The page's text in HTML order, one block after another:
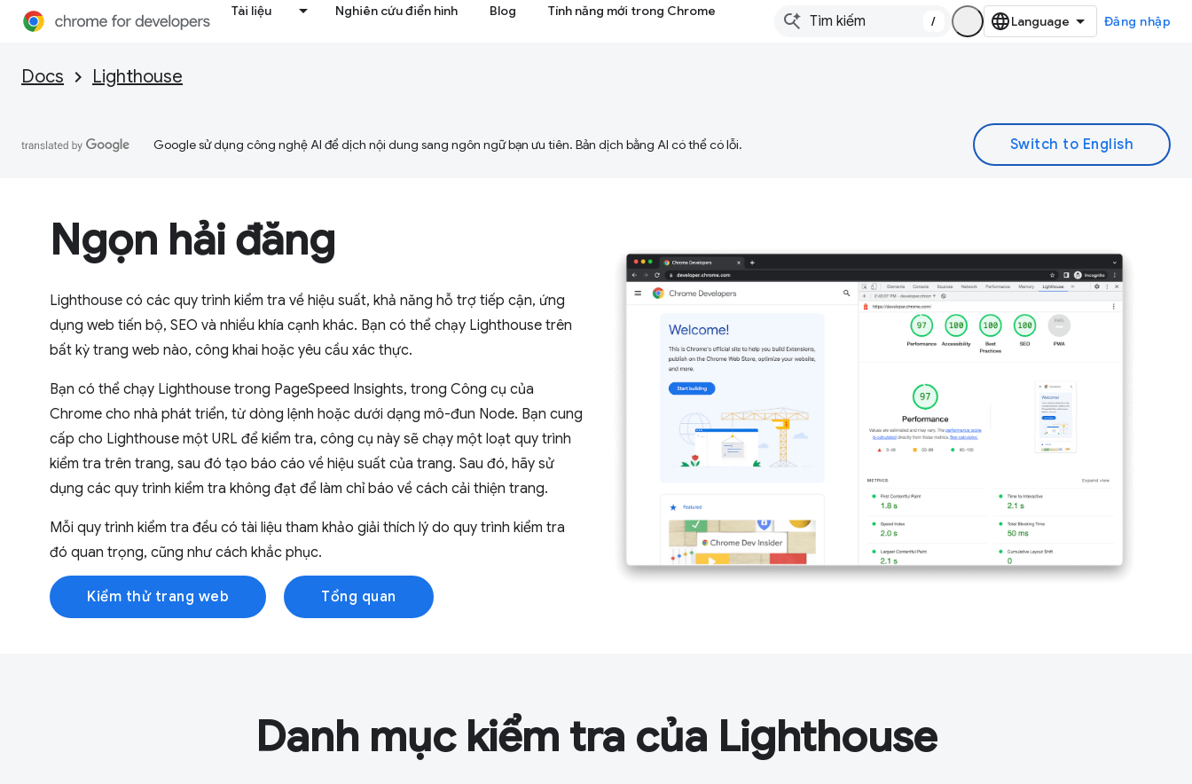
Tài liệu Nghiên cứu điển hình Blog Tính năng mới trong Chrome
/ Đăng nhập
Docs Lighthouse
Google sử dụng công nghệ AI để dịch nội dung sang ngôn ngữ bạn ưu tiên. Bản dịch bằng AI có thể có lỗi.
Ngọn hải đăng
Lighthouse có các quy trình kiểm tra về hiệu suất, khả năng hỗ trợ tiếp cận, ứng
dụng web tiến bộ, SEO và nhiều khía cạnh khác. Bạn có thể chạy Lighthouse trên
bất kỳ trang web nào, công khai hoặc yêu cầu xác thực.
Bạn có thể chạy Lighthouse trong PageSpeed Insights, trong Công cụ của
Chrome cho nhà phát triển, từ dòng lệnh hoặc dưới dạng mô-đun Node. Bạn cung
cấp cho Lighthouse một URL để kiểm tra, công cụ này sẽ chạy một loạt quy trình
kiểm tra trên trang, sau đó tạo báo cáo về hiệu suất của trang. Sau đó, hãy sử
dụng các quy trình kiểm tra không đạt để làm chỉ báo về cách cải thiện trang.
Mỗi quy trình kiểm tra đều có tài liệu tham khảo giải thích lý do quy trình kiểm tra
đó quan trọng, cũng như cách khắc phục.
Kiểm thử trang web Tổng quan
Danh mục kiểm tra của Lighthouse